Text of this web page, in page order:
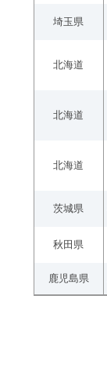
埼玉県
北海道
北海道
北海道
茨城県
秋田県
鹿児島県